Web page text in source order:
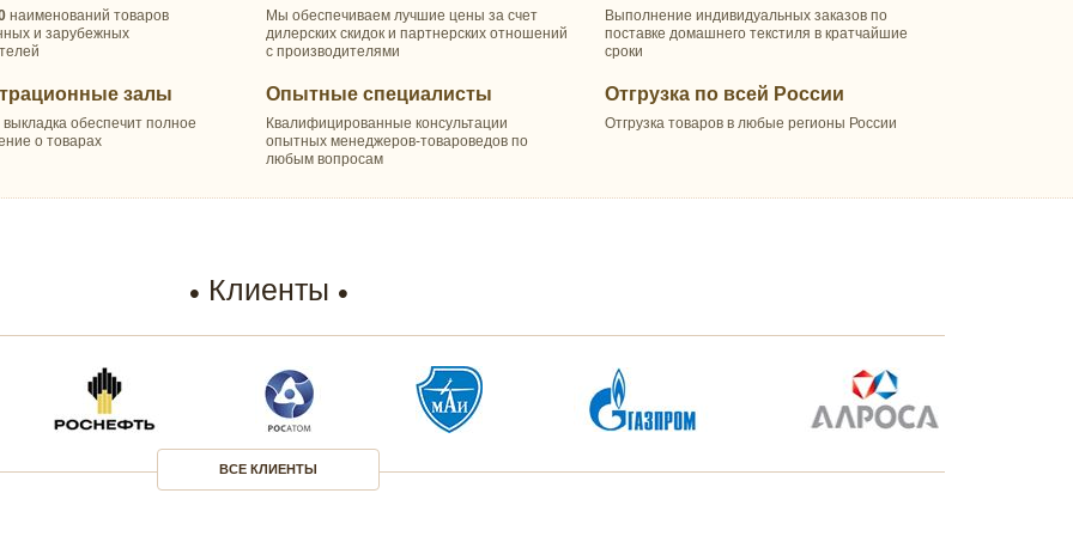
наименований товаров
и зарубежных
залы
обеспечит полное
о товарах
Мы обеспечиваем лучшие цены за счет
дилерских скидок и партнерских отношений
с производителями
Опытные специалисты
Квалифицированные консультации
опытных менеджеров-товароведов по
любым вопросам
Выполнение индивидуальных заказов по
поставке домашнего текстиля в кратчайшие
сроки
Отгрузка по всей России
Отгрузка товаров в любые регионы России
Клиенты
ВСЕ КЛИЕНТЫ